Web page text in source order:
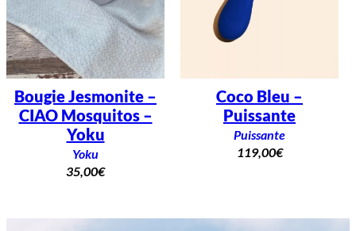
Bougie Jesmonite –
CIAO Mosquitos –
Yoku
Yoku
35,00€
Coco Bleu –
Puissante
Puissante
119,00€